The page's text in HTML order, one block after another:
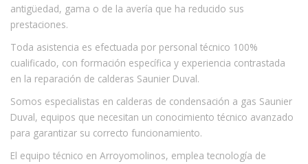
antigüedad, gama o de la avería que ha reducido sus
prestaciones.
Toda asistencia es efectuada por personal técnico 100%
cualificado, con formación específica y experiencia contrastada
en la reparación de calderas Saunier Duval.
Somos especialistas en calderas de condensación a gas Saunier
Duval, equipos que necesitan un conocimiento técnico avanzado
para garantizar su correcto funcionamiento.
El equipo técnico en Arroyomolinos, emplea tecnología de